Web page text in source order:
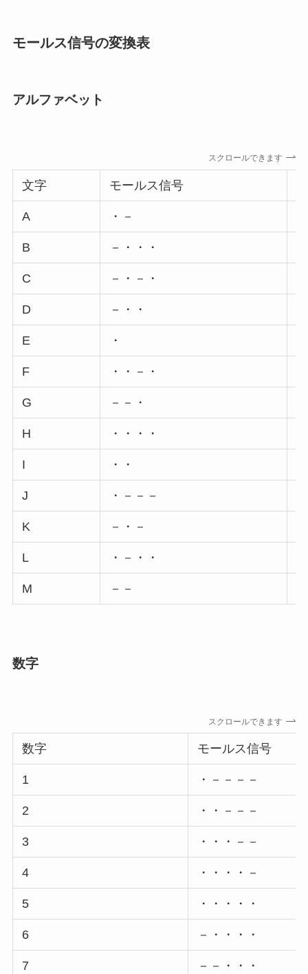
モールス信号の変換表
アルファベット
スクロールできます
文字 モールス信号
A ・－
B －・・・
C －・－・
D －・・
E ・
F ・・－・
G －－・
H ・・・・
I ・・
J ・－－－
K －・－
L ・－・・
M －－
数字
スクロールできます
数字 モールス信号
1 ・－－－－
2 ・・－－－
3 ・・・－－
4 ・・・・－
5 ・・・・・
6 －・・・・
7 －－・・・